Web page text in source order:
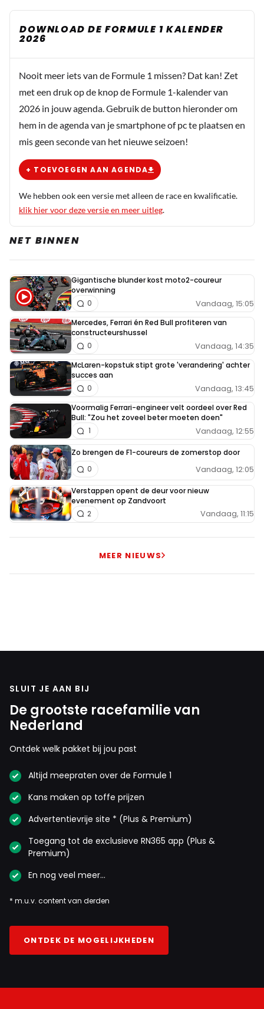
DOWNLOAD DE FORMULE 1 KALENDER
2026
Nooit meer iets van de Formule 1 missen? Dat kan! Zet
met een druk op de knop de Formule 1-kalender van
2026 in jouw agenda. Gebruik de button hieronder om
hem in de agenda van je smartphone of pc te plaatsen en
mis geen seconde van het nieuwe seizoen!
+ TOEVOEGEN AAN AGENDA
We hebben ook een versie met alleen de race en kwalificatie.
klik hier voor deze versie en meer uitleg.
NET BINNEN
Gigantische blunder kost moto2-coureur
overwinning
Vandaag, 15:05
0
Mercedes, Ferrari én Red Bull profiteren van
constructeurshussel
Vandaag, 14:35
0
McLaren-kopstuk stipt grote 'verandering' achter
succes aan
Vandaag, 13:45
0
Voormalig Ferrari-engineer velt oordeel over Red
Bull: "Zou het zoveel beter moeten doen"
Vandaag, 12:55
1
Zo brengen de F1-coureurs de zomerstop door
Vandaag, 12:05
0
Verstappen opent de deur voor nieuw
evenement op Zandvoort
Vandaag, 11:15
2
MEER NIEUWS
SLUIT JE AAN BIJ
De grootste racefamilie van
Nederland
Ontdek welk pakket bij jou past
Altijd meepraten over de Formule 1
Kans maken op toffe prijzen
Advertentievrije site * (Plus & Premium)
Toegang tot de exclusieve RN365 app (Plus &
Premium)
En nog veel meer…
* m.u.v. content van derden
ONTDEK DE MOGELIJKHEDEN